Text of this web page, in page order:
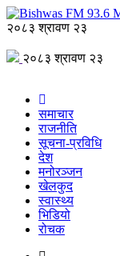
२०८३ श्रावण २३
२०८३ श्रावण २३
समाचार
राजनीति
सूचना-प्रविधि
देश
मनोरञ्जन
खेलकुद
स्वास्थ्य
भिडियो
रोचक